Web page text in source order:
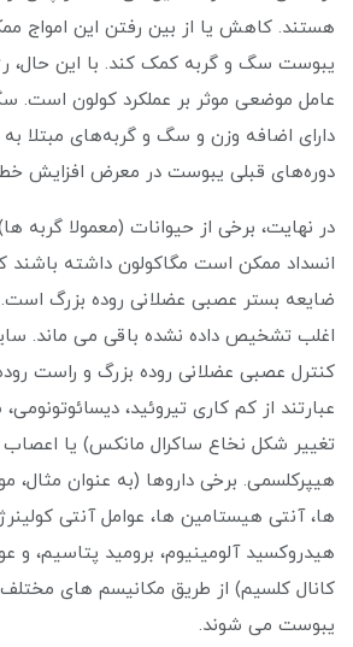
هستند. کاهش یا از بین رفتن این امواج
یبوست سگ و گربه کمک کند. با این حال،
عامل موضعی موثر بر عملکرد کولون است.
دارای اضافه وزن و سگ و گربه‌های مبتلا به
دوره‌های قبلی یبوست در معرض افزایش
در نهایت، برخی از حیوانات (معمولا گربه
انسداد ممکن است مگاکولون داشته باشند
ضایعه بستر عصبی عضلانی روده بزرگ است.
اغلب تشخیص داده نشده باقی می ماند.
کنترل عصبی عضلانی روده بزرگ و راست
عبارتند از کم کاری تیروئید،
تغییر شکل نخاع ساکرال مانکس) یا اعصاب
هیپرکلسمی. برخی داروها (به عنوان مثال،
ها، آنتی هیستامین ها، عوامل آنتی
هیدروکسید آلومینیوم، برومید پتاسیم، و
کانال کلسیم) از طریق مکانیسم های
یبوست می شوند.